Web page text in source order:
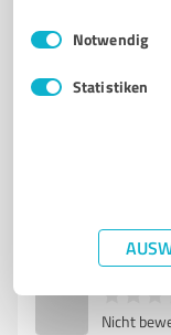
Impressum
Einwilligungsauswahl
Notwendig
Statistiken
MARKENÜBERWACHUNG
Hindelanger
info@infobroker.de
Nicht